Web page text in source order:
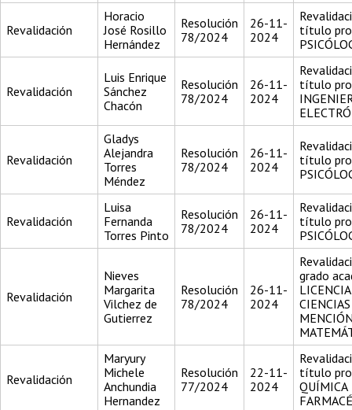
Revalidación
Horacio
José Rosillo
Hernández
Resolución
78/2024
26-11-
2024
título
Revalidación
Luis Enrique
Sánchez
Chacón
Resolución
78/2024
26-11-
2024
título
Revalidación
Gladys
Alejandra
Torres
Méndez
Resolución
78/2024
26-11-
2024
título
Revalidación
Luisa
Fernanda
Torres Pinto
Resolución
78/2024
26-11-
2024
título
Revalidación
Nieves
Margarita
Vilchez de
Gutierrez
Resolución
78/2024
26-11-
2024
grado
Revalidación
Maryury
Michele
Anchundia
Hernandez
Resolución
77/2024
22-11-
2024
título
QUÍMICA